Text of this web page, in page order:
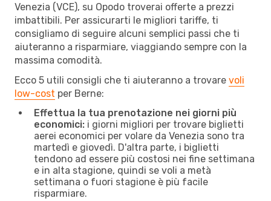
Venezia (VCE), su Opodo troverai offerte a prezzi
imbattibili. Per assicurarti le migliori tariffe, ti
consigliamo di seguire alcuni semplici passi che ti
aiuteranno a risparmiare, viaggiando sempre con la
massima comodità.
Ecco 5 utili consigli che ti aiuteranno a trovare voli
low-cost per Berne:
Effettua la tua prenotazione nei giorni più
economici: i giorni migliori per trovare biglietti
aerei economici per volare da Venezia sono tra
martedì e giovedì. D'altra parte, i biglietti
tendono ad essere più costosi nei fine settimana
e in alta stagione, quindi se voli a metà
settimana o fuori stagione è più facile
risparmiare.